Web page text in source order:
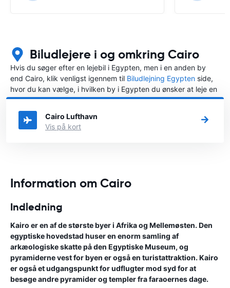
Biludlejere i og omkring Cairo
Hvis du søger efter en lejebil i Egypten, men i en anden by
end Cairo, klik venligst igennem til Biludlejning Egypten side,
hvor du kan vælge, i hvilken by i Egypten du ønsker at leje en
bil.
Cairo Lufthavn
Vis på kort
Information om Cairo
Indledning
Kairo er en af de største byer i Afrika og Mellemøsten. Den
egyptiske hovedstad huser en enorm samling af
arkæologiske skatte på den Egyptiske Museum, og
pyramiderne vest for byen er også en turistattraktion. Kairo
er også et udgangspunkt for udflugter mod syd for at
besøge andre pyramider og templer fra faraoernes dage.